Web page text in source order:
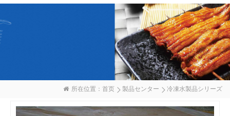
所在位置： 首页 製品センター 冷凍水製品シリーズ